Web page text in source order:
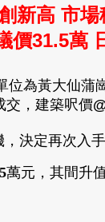
新高 市
價31.5萬
位為黃大仙蒲
交 ， 建築呎價
決定再次入
萬元，其間升